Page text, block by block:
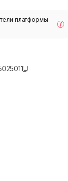
платформы